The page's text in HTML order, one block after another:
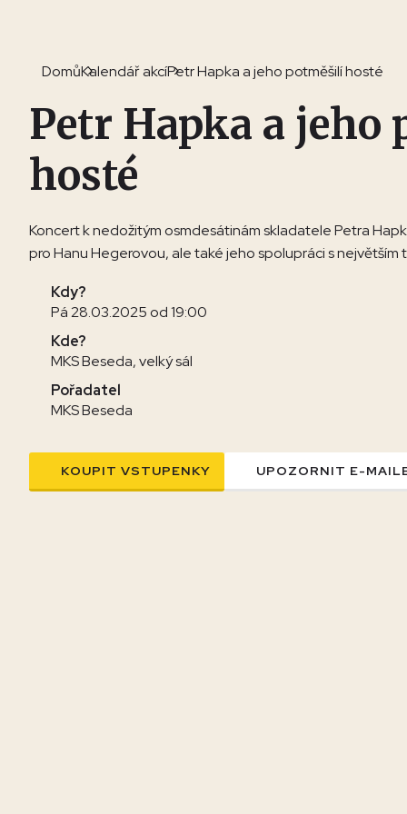
DomůKalendář akcíPetr Hapka a jeho potměšilí hosté
Petr Hapka a
hosté
Koncert k nedožitým osmdesátinám skladatele Petra
pro Hanu Hegerovou, ale také jeho spolupráci s
Kdy?
Pá 28.03.2025 od 19:00
Kde?
MKS Beseda, velký sál
Pořadatel
MKS Beseda
KOUPIT VSTUPENKY UPOZORNIT E-